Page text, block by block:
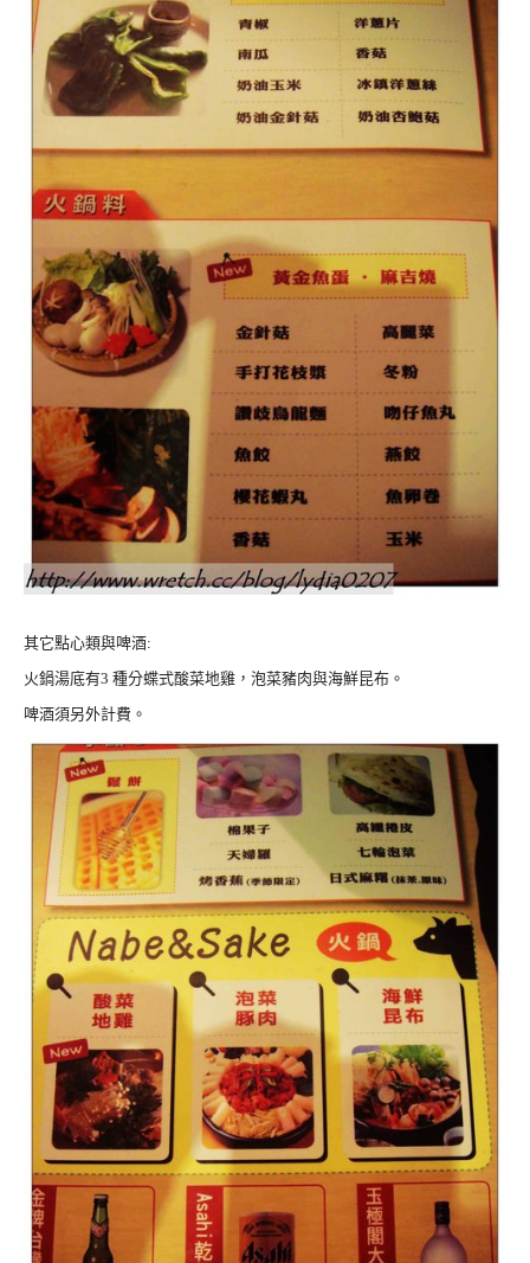
其它點心類與啤酒:
火鍋湯底有3 種分蝶式酸菜地雞，泡菜豬肉與海鮮昆布。
啤酒須另外計費。